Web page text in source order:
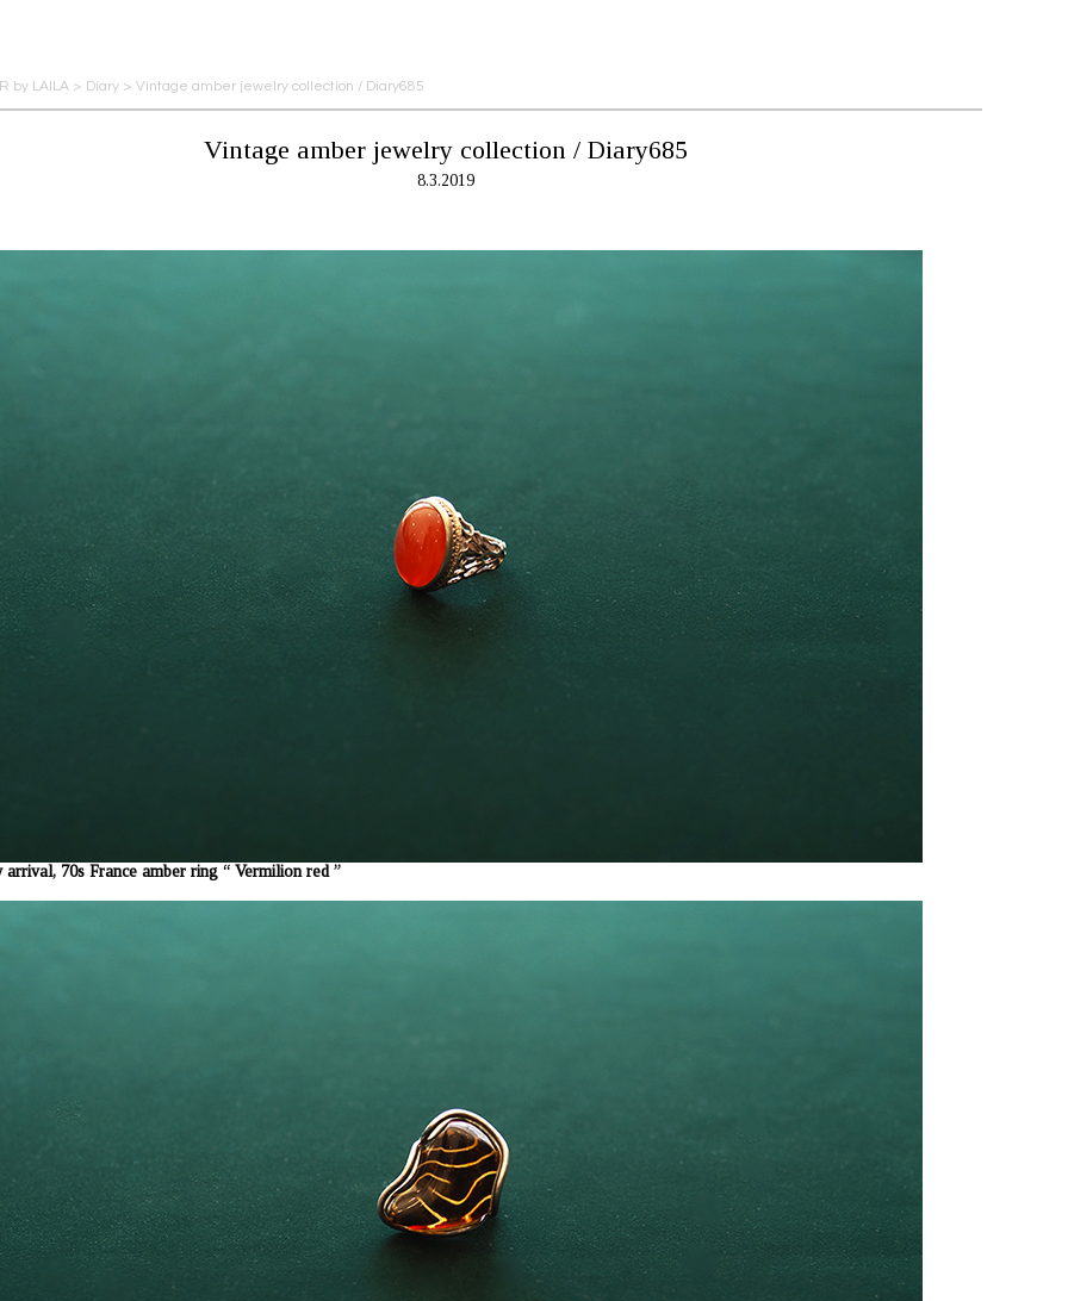
by LAILA > Diary > Vintage amber jewelry collection / Diary685
Vintage amber jewelry collection / Diary685
8.3.2019
arrival, 70s France amber ring “ Vermilion red ”